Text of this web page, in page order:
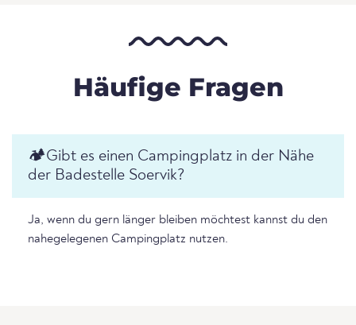
Häufige Fragen
🏕️️Gibt es einen Campingplatz in der Nähe
der Badestelle Soervik?
Ja, wenn du gern länger bleiben möchtest kannst du den
nahegelegenen Campingplatz nutzen.